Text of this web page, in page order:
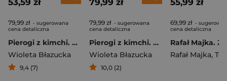
53,59 zł
79,99 zł - sugerowana
cena detaliczna
Pierogi z kimchi. Moje ulubione azjatyckie przepisy
Wioleta Błazucka
9,4 (7)
79,99 zł
79,99 zł - sugerowana
cena detaliczna
Pierogi z kimchi. Moje ulubione azjatyckie przepisy - książka z autografem
Wioleta Błazucka
10,0 (2)
55,99 zł
69,99 zł -
cena detaliczna
Rafał Majka,